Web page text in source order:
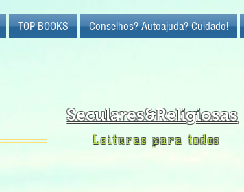
TOP BOOKS Conselhos? Autoajuda? Cuidado!
Seculares&Religiosas
Leituras para todos